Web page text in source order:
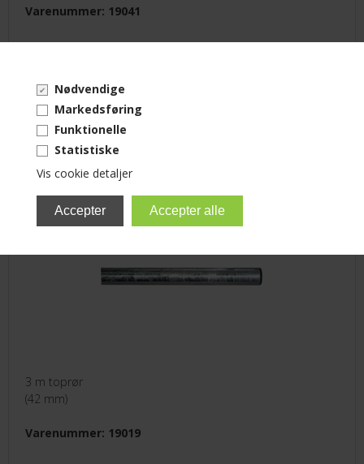
Nødvendige
Markedsføring
Funktionelle
Statistiske
Vis cookie detaljer
Varenummer: 19041
Toprør 3 m
(42 mm)
3 m toprør
(42 mm)
Varenummer: 19019